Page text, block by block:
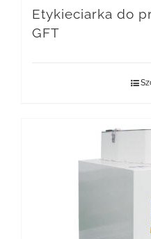
Etykieciarka do
GFT